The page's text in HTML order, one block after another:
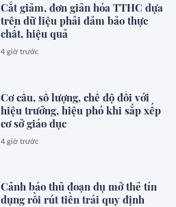
Cắt giảm, đơn giản hóa TTHC dựa
trên dữ liệu phải đảm bảo thực
chất, hiệu quả
4 giờ trước
Cơ cấu, số lượng, chế độ đối với
hiệu trưởng, hiệu phó khi sắp xếp
cơ sở giáo dục
4 giờ trước
Cảnh báo thủ đoạn dụ mở thẻ tín
dụng rồi rút tiền trái quy định